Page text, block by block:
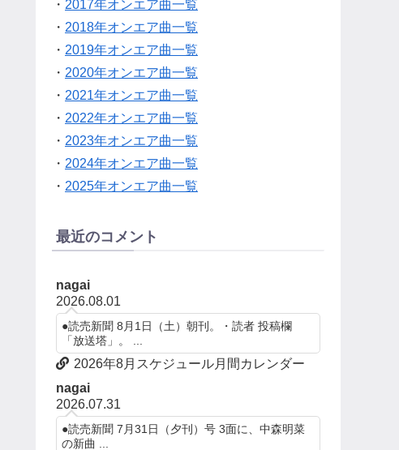
・ 2017年オンエア曲一覧
・ 2018年オンエア曲一覧
・ 2019年オンエア曲一覧
・ 2020年オンエア曲一覧
・ 2021年オンエア曲一覧
・ 2022年オンエア曲一覧
・ 2023年オンエア曲一覧
・ 2024年オンエア曲一覧
・ 2025年オンエア曲一覧
最近のコメント
nagai
2026.08.01
●読売新聞 8月1日（土）朝刊。・読者 投稿欄
「放送塔」。 ...
2026年8月スケジュール月間カレンダー
nagai
2026.07.31
●読売新聞 7月31日（夕刊）号 3面に、中森明菜
の新曲 ...